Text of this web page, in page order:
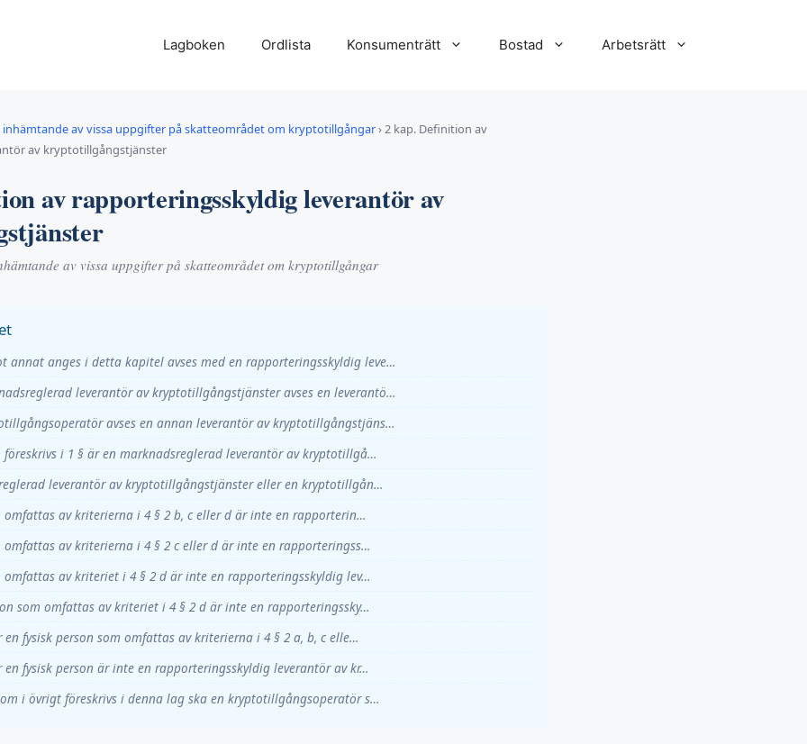
Lagboken Ordlista Konsumenträtt Bostad Arbetsrätt
inhämtande av vissa uppgifter på skatteområdet om kryptotillgångar›2 kap. Definition av
av kryptotillgångstjänster
av rapporteringsskyldig leverantör av
av vissa uppgifter på skatteområdet om kryptotillgångar
annat anges i detta kapitel avses med en rapporteringsskyldig leve…
leverantör av kryptotillgångstjänster avses en leverantö…
avses en annan leverantör av kryptotillgångstjäns…
föreskrivs i 1 § är en marknadsreglerad leverantör av kryptotillgå…
leverantör av kryptotillgångstjänster eller en kryptotillgån…
omfattas av kriterierna i 4 § 2 b, c eller d är inte en rapporterin…
omfattas av kriterierna i 4 § 2 c eller d är inte en rapporteringss…
omfattas av kriteriet i 4 § 2 d är inte en rapporteringsskyldig lev…
som omfattas av kriteriet i 4 § 2 d är inte en rapporteringssky…
en fysisk person som omfattas av kriterierna i 4 § 2 a, b, c elle…
en fysisk person är inte en rapporteringsskyldig leverantör av kr…
i övrigt föreskrivs i denna lag ska en kryptotillgångsoperatör s…